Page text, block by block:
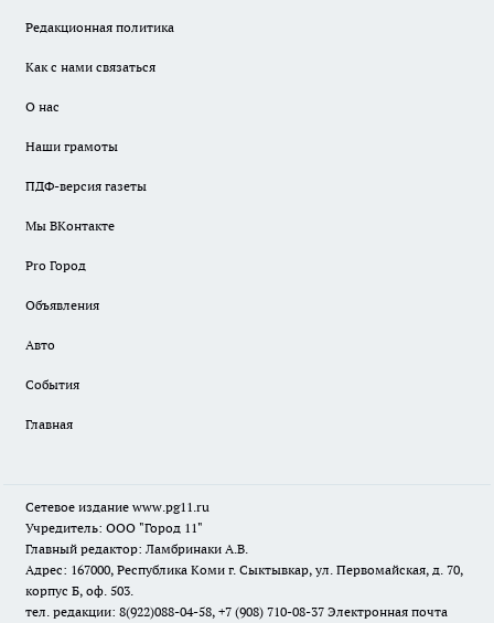
Редакционная политика
Как с нами связаться
О нас
Наши грамоты
ПДФ-версия газеты
Мы ВКонтакте
Pro Город
Объявления
Авто
События
Главная
Сетевое издание www.pg11.ru
Учредитель: ООО "Город 11"
Главный редактор: Ламбринаки А.В.
Адрес: 167000, Республика Коми г. Сыктывкар, ул. Первомайская, д. 70,
корпус Б, оф. 503.
тел. редакции: 8(922)088-04-58, +7 (908) 710-08-37 Электронная почта